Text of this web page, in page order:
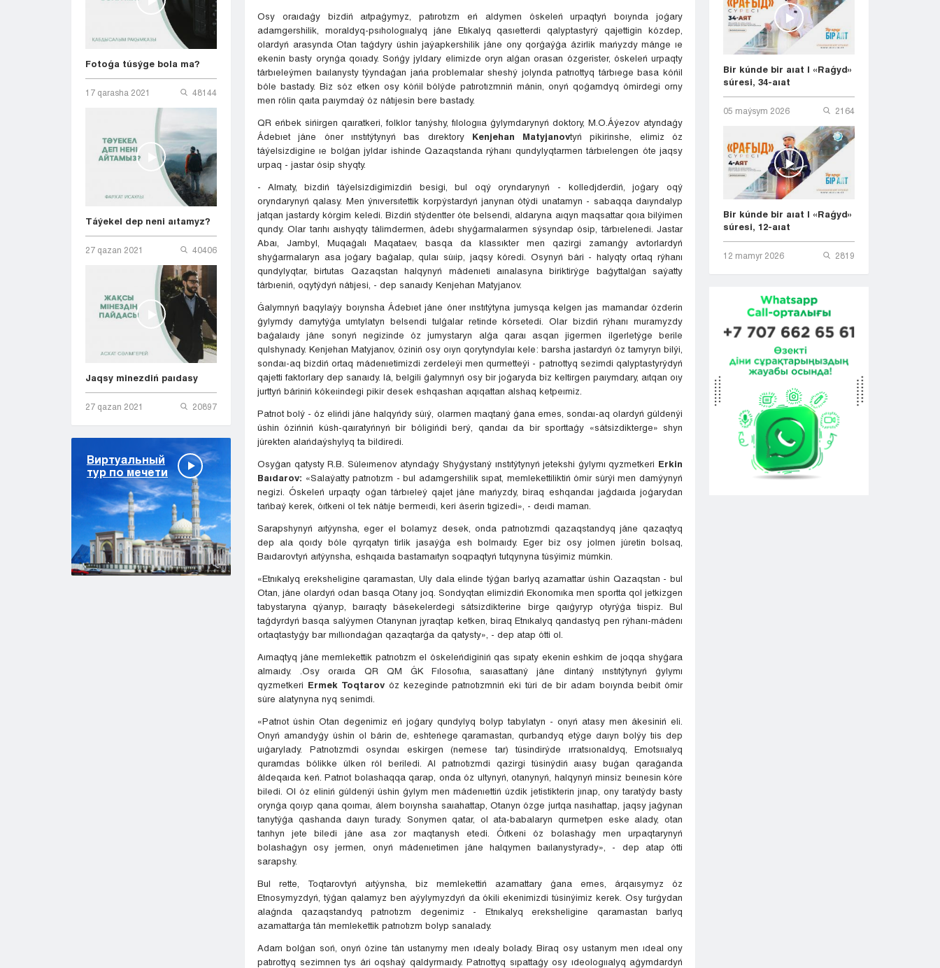
Fotoǵa túsýge bola ma?
17 qarasha 2021 48144
Táýekel dep neni aıtamyz?
27 qazan 2021 40406
Jaqsy minezdiń paıdasy
27 qazan 2021 20897
Виртуальный
тур по мечети
Osy oraıdaǵy bizdiń aıtpaǵymyz, patırotızm eń aldymen óskeleń urpaqtyń boıynda joǵary
adamgershilik, moraldyq-psıhologııalyq jáne Etıkalyq qasıetterdi qalyptastyrý qajettigin kózdep,
olardyń arasynda Otan taǵdyry úshin jaýapkershilik jáne ony qorǵaýǵa ázirlik mańyzdy mánge ıe
ekenin basty orynǵa qoıady. Sońǵy jyldary elimizde oryn alǵan orasan ózgerister, óskeleń urpaqty
tárbıeleýmen baılanysty týyndaǵan jańa problemalar sheshý jolynda patrıottyq tárbıege basa kóńil
bóle bastady. Biz sóz etken osy kóńil bólýde patırotızmniń mánin, onyń qoǵamdyq ómirdegi orny
men rólin qaıta paıymdaý óz nátıjesin bere bastady.
QR eńbek sińirgen qaıratkeri, folklor tanýshy, fılologııa ǵylymdarynyń doktory, M.O.Áýezov atyndaǵy
Ádebıet jáne óner ınstıtýtynyń bas dırektory Kenjehan Matyjanovtyń pikirinshe, elimiz óz
táýelsizdigine ıe bolǵan jyldar ishinde Qazaqstanda rýhanı qundylyqtarmen tárbıelengen óte jaqsy
urpaq - jastar ósip shyqty.
- Almaty, bizdiń táýelsizdigimizdiń besigi, bul oqý oryndarynyń - kolledjderdiń, joǵary oqý
oryndarynyń qalasy. Men ýnıversıtettik korpýstardyń janynan ótýdi unatamyn - sabaqqa daıyndalyp
jatqan jastardy kórgim keledi. Bizdiń stýdentter óte belsendi, aldaryna aıqyn maqsattar qoıa bilýimen
qundy. Olar tarıhı aıshyqty tálimdermen, ádebı shyǵarmalarmen sýsyndap ósip, tárbıelenedi. Jastar
Abaı, Jambyl, Muqaǵalı Maqataev, basqa da klassıkter men qazirgi zamanǵy avtorlardyń
shyǵarmalaryn asa joǵary baǵalap, qulaı súıip, jaqsy kóredi. Osynyń bári - halyqty ortaq rýhanı
qundylyqtar, birtutas Qazaqstan halqynyń mádenıeti aınalasyna biriktirýge baǵyttalǵan saýatty
tárbıeniń, oqytýdyń nátıjesi, - dep sanaıdy Kenjehan Matyjanov.
Ǵalymnyń baqylaýy boıynsha Ádebıet jáne óner ınstıtýtyna jumysqa kelgen jas mamandar ózderin
ǵylymdy damytýǵa umtylatyn belsendi tulǵalar retinde kórsetedi. Olar bizdiń rýhanı muramyzdy
baǵalaıdy jáne sonyń negizinde óz jumystaryn alǵa qaraı asqan jigermen ilgerletýge berile
qulshynady. Kenjehan Matyjanov, óziniń osy oıyn qorytyndylaı kele: barsha jastardyń óz tamyryn bilýi,
sondaı-aq bizdiń ortaq mádenıetimizdi zerdeleýi men qurmetteýi - patrıottyq sezimdi qalyptastyrýdyń
qajetti faktorlary dep sanaıdy. Iá, belgili ǵalymnyń osy bir joǵaryda biz keltirgen paıymdary, aıtqan oıy
jurttyń báriniń kókeıindegi pikir desek eshqashan aqıqattan alshaq ketpeımiz.
Patrıot bolý - óz elińdi jáne halqyńdy súıý, olarmen maqtaný ǵana emes, sondaı-aq olardyń gúldenýi
úshin ózińniń kúsh-qaıratyńnyń bir bóligińdi berý, qandaı da bir sporttaǵy «sátsizdikterge» shyn
júrekten alańdaýshylyq ta bildiredi.
Osyǵan qatysty R.B. Súleımenov atyndaǵy Shyǵystaný ınstıtýtynyń jetekshi ǵylymı qyzmetkeri Erkin
Baıdarov: «Salaýatty patrıotızm - bul adamgershilik sıpat, memlekettiliktiń ómir súrýi men damýynyń
negizi. Óskeleń urpaqty oǵan tárbıeleý qajet jáne mańyzdy, biraq eshqandaı jaǵdaıda joǵarydan
tańbaý kerek, óıtkeni ol tek nátıje bermeıdi, keri áserin tıgizedi», - deıdi maman.
Sarapshynyń aıtýynsha, eger el bolamyz desek, onda patrıotızmdi qazaqstandyq jáne qazaqtyq
dep ala qoıdy bóle qyrqatyn tirlik jasaýǵa esh bolmaıdy. Eger biz osy jolmen júretin bolsaq,
Baıdarovtyń aıtýynsha, eshqaıda bastamaıtyn soqpaqtyń tutqynyna túsýimiz múmkin.
«Etnıkalyq ereksheligine qaramastan, Uly dala elinde týǵan barlyq azamattar úshin Qazaqstan - bul
Otan, jáne olardyń odan basqa Otany joq. Sondyqtan elimizdiń Ekonomıka men sportta qol jetkizgen
tabystaryna qýanyp, baıraqty básekelerdegi sátsizdikterine birge qaıǵyryp otyrýǵa tıispiz. Bul
taǵdyrdyń basqa salýymen Otanynan jyraqtap ketken, biraq Etnıkalyq qandastyq pen rýhanı-mádenı
ortaqtastyǵy bar mıllıondaǵan qazaqtarǵa da qatysty», - dep atap ótti ol.
Aımaqtyq jáne memlekettik patrıotızm el óskeleńdiginiń qas sıpaty ekenin eshkim de joqqa shyǵara
almaıdy. .Osy oraıda QR QM ǴK Fılosofııa, saıasattaný jáne dintaný ınstıtýtynyń ǵylymı
qyzmetkeri Ermek Toqtarov óz kezeginde patrıotızmniń eki túri de bir adam boıynda beıbit ómir
súre alatynyna nyq senimdi.
«Patrıot úshin Otan degenimiz eń joǵary qundylyq bolyp tabylatyn - onyń atasy men ákesiniń eli.
Onyń amandyǵy úshin ol bárin de, eshteńege qaramastan, qurbandyq etýge daıyn bolýy tıis dep
uıǵarylady. Patrıotızmdi osyndaı eskirgen (nemese tar) túsindirýde ırratsıonaldyq, Emotsııalyq
quramdas bólikke úlken ról beriledi. Al patrıotızmdi qazirgi túsinýdiń aıasy buǵan qaraǵanda
áldeqaıda keń. Patrıot bolashaqqa qarap, onda óz ultynyń, otanynyń, halqynyń minsiz beınesin kóre
biledi. Ol óz eliniń gúldenýi úshin ǵylym men mádenıettiń úzdik jetistikterin jınap, ony taratýdy basty
orynǵa qoıyp qana qoımaı, álem boıynsha saıahattap, Otanyn ózge jurtqa nasıhattap, jaqsy jaǵynan
tanytýǵa qashanda daıyn turady. Sonymen qatar, ol ata-babalaryn qurmetpen eske alady, otan
tarıhyn jete biledi jáne asa zor maqtanysh etedi. Óıtkeni óz bolashaǵy men urpaqtarynyń
bolashaǵyn osy jermen, onyń mádenıetimen jáne halqymen baılanystyrady», - dep atap ótti
sarapshy.
Bul rette, Toqtarovtyń aıtýynsha, biz memlekettiń azamattary ǵana emes, árqaısymyz óz
Etnosymyzdyń, týǵan qalamyz ben aýylymyzdyń da ókili ekenimizdi túsinýimiz kerek. Osy turǵydan
alaǵnda qazaqstandyq patrıotızm degenimiz - Etnıkalyq ereksheligine qaramastan barlyq
azamattarǵa tán memlekettik patrıotızm bolyp sanalady.
Adam bolǵan soń, onyń ózine tán ustanymy men ıdealy bolady. Biraq osy ustanym men ıdeal ony
patırottyq sezimnen tys ári oqshaý qaldyrmaıdy. Patrıottyq sıpattaǵy osy ıdeologııalyq aǵymdardyń
Bir kúnde bir aıat | «Raǵyd»
súresi, 34-aıat
05 maýsym 2026 2164
Bir kúnde bir aıat | «Raǵyd»
súresi, 12-aıat
12 mamyr 2026 2819